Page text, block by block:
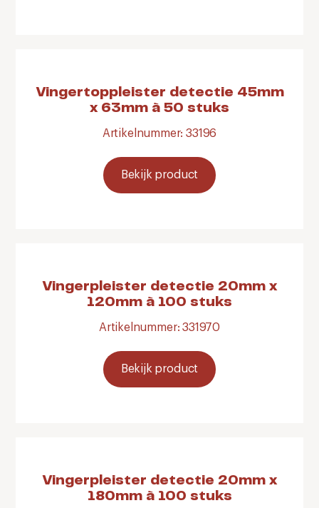
Vingertoppleister detectie 45mm
x 63mm à 50 stuks
Artikelnummer: 33196
Bekijk product
Vingerpleister detectie 20mm x
120mm à 100 stuks
Artikelnummer: 331970
Bekijk product
Vingerpleister detectie 20mm x
180mm à 100 stuks